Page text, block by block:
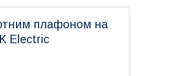
плафоном на
Electric